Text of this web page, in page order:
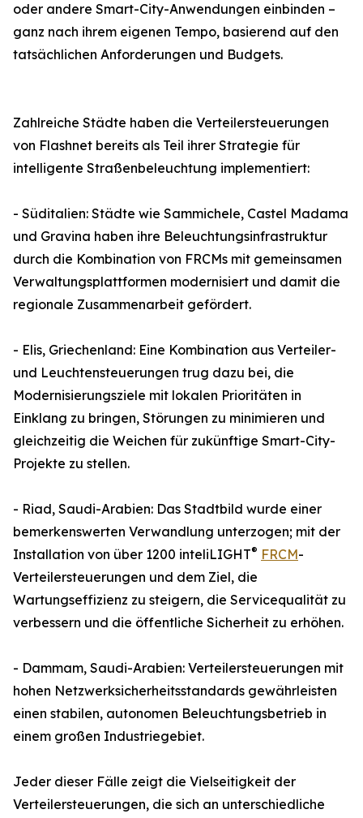
oder andere Smart-City-Anwendungen einbinden –
ganz nach ihrem eigenen Tempo, basierend auf den
tatsächlichen Anforderungen und Budgets.
Zahlreiche Städte haben die Verteilersteuerungen
von Flashnet bereits als Teil ihrer Strategie für
intelligente Straßenbeleuchtung implementiert:
- Süditalien: Städte wie Sammichele, Castel Madama
und Gravina haben ihre Beleuchtungsinfrastruktur
durch die Kombination von FRCMs mit gemeinsamen
Verwaltungsplattformen modernisiert und damit die
regionale Zusammenarbeit gefördert.
- Elis, Griechenland: Eine Kombination aus Verteiler-
und Leuchtensteuerungen trug dazu bei, die
Modernisierungsziele mit lokalen Prioritäten in
Einklang zu bringen, Störungen zu minimieren und
gleichzeitig die Weichen für zukünftige Smart-City-
Projekte zu stellen.
- Riad, Saudi-Arabien: Das Stadtbild wurde einer
bemerkenswerten Verwandlung unterzogen; mit der
Installation von über 1200 inteliLIGHT® FRCM-
Verteilersteuerungen und dem Ziel, die
Wartungseffizienz zu steigern, die Servicequalität zu
verbessern und die öffentliche Sicherheit zu erhöhen.
- Dammam, Saudi-Arabien: Verteilersteuerungen mit
hohen Netzwerksicherheitsstandards gewährleisten
einen stabilen, autonomen Beleuchtungsbetrieb in
einem großen Industriegebiet.
Jeder dieser Fälle zeigt die Vielseitigkeit der
Verteilersteuerungen, die sich an unterschiedliche